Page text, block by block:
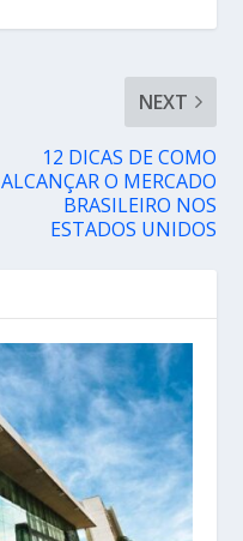
NEXT
12 DICAS DE COMO
ALCANÇAR O MERCADO
BRASILEIRO NOS
ESTADOS UNIDOS